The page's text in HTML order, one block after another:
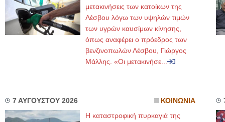
μετακινήσεις των κατοίκων της
Λέσβου λόγω των υψηλών τιμών
των υγρών καυσίμων κίνησης,
όπως αναφέρει ο πρόεδρος των
βενζινοπωλών Λέσβου, Γιώργος
Μάλλης. «Οι μετακινήσε...
7 ΑΥΓΟΥΣΤΟΥ 2026 ΚΟΙΝΩΝΙΑ
Η καταστροφική πυρκαγιά της